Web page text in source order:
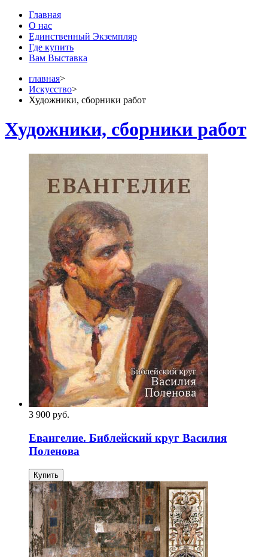
Главная
О нас
Единственный Экземпляр
Где купить
Вам Выставка
главная>
Искусство>
Художники, сборники работ
Художники, сборники работ
3 900 pуб.
Евангелие. Библейский круг Василия
Поленова
Купить